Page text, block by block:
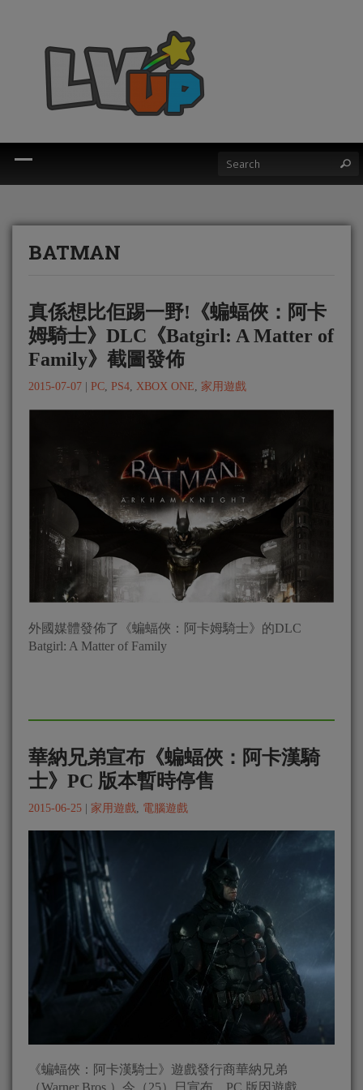
BATMAN
真係想比佢踢一野!《蝙蝠俠：阿卡
姆騎士》DLC《Batgirl: A Matter of
Family》截圖發佈
2015-07-07 PC, PS4, XBOX ONE, 家用遊戲
外國媒體發佈了《蝙蝠俠：阿卡姆騎士》的DLC
Batgirl: A Matter of Family
華納兄弟宣布《蝙蝠俠：阿卡漢騎
士》PC 版本暫時停售
2015-06-25 家用遊戲 電腦遊戲
《蝙蝠俠：阿卡漢騎士》遊戲發行商華納兄弟